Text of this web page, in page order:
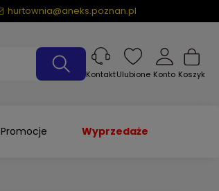
hurtownia@aneks.poznan.pl
Koszyk
Konto
Ulubione
Kontakt
Promocje Wyprzedaże